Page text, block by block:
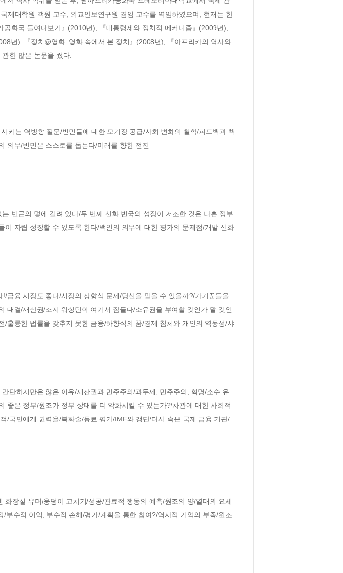
제대학원 객원 교수, 외교안보연구원 겸임 교수를 역임하였으며, 현재는 한
화국 들여다보기』(2010년), 『대통령제와 정치적 메커니즘』(2009년),
년), 『정치@영화: 영화 속에서 본 정치』(2008년), 『아프리카의 역사와
한 많은 논문을 썼다.
키는 역방향 질문/빈민들에 대한 모기장 공급/사회 변화의 철학/피드백과 책
의무/빈민은 스스로를 돕는다/미래를 향한 전진
빈곤의 덫에 걸려 있다/두 번째 신화 빈국의 성장이 저조한 것은 나쁜 정부
자립 성장할 수 있도록 한다/백인의 의무에 대한 평가의 문제점/개발 신화
금융 시장도 좋다/시장의 상향식 문제/당신을 믿을 수 있을까?/가기꾼들을
대결/재산권/조지 워싱턴이 여기서 잠들다/소유권을 부여할 것인가 말 것인
훌륭한 법률을 갖추지 못한 금융/하향식의 꿈/경제 침체와 개인의 역동성/샤
단하지만은 않은 이유/재산권과 민주주의/과두제, 민주주의, 혁명/소수 유
좋은 정부/원조가 정부 상태를 더 악화시킬 수 있는가?/차관에 대한 사회적
/국민에게 권력을/복화술/동료 평가/IMF와 갱단/다시 속은 국제 금융 기관/
장실 유머/웅덩이 고치기/성공/관료적 행동의 예측/원조의 양/열대의 요세
수적 이익, 부수적 손해/평가/계획을 통한 참여?/역사적 기억의 부족/원조